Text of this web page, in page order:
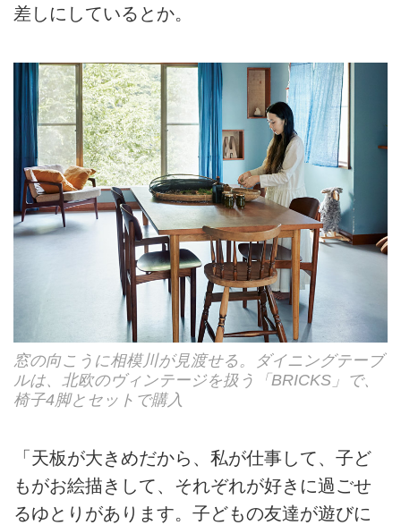
差しにしているとか。
窓の向こうに相模川が見渡せる。ダイニングテーブ
ルは、北欧のヴィンテージを扱う「BRICKS」で、
椅子4脚とセットで購入
「天板が大きめだから、私が仕事して、子ど
もがお絵描きして、それぞれが好きに過ごせ
るゆとりがあります。子どもの友達が遊びに